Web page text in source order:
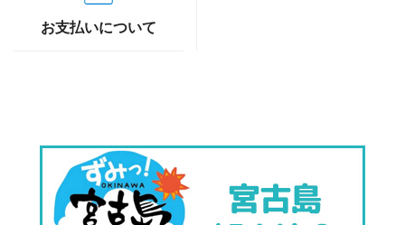
お支払いについて